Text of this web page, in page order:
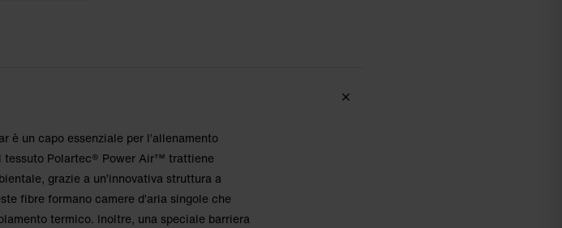
è un capo essenziale per l’allenamento
tessuto Polartec® Power Air™ trattiene
grazie a un’innovativa struttura a
fibre formano camere d’aria singole che
termico. Inoltre, una speciale barriera